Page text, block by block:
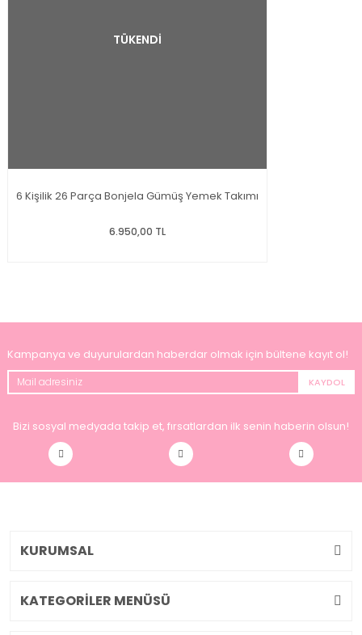
TÜKENDİ
6 Kişilik 26 Parça Bonjela Gümüş Yemek Takımı
6.950,00 TL
Kampanya ve duyurulardan haberdar olmak için bültene kayıt ol!
KAYDOL
Bizi sosyal medyada takip et, fırsatlardan ilk senin haberin olsun!
KURUMSAL
KATEGORİLER MENÜSÜ